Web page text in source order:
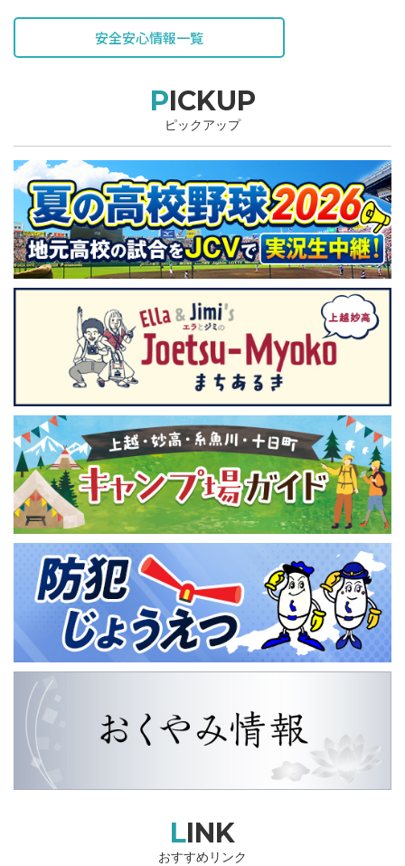
安全安心情報一覧
PICKUP
ピックアップ
LINK
おすすめリンク